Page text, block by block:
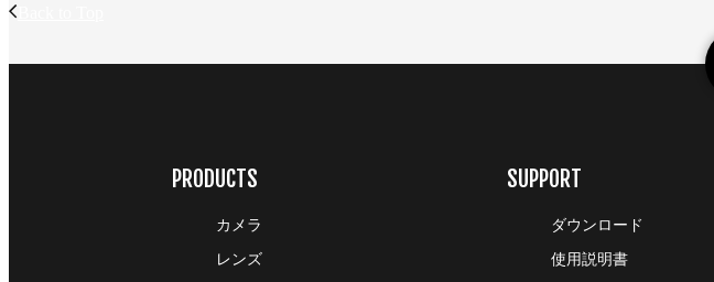
PRODUCTS
カメラ
レンズ
SUPPORT
ダウンロード
使用説明書